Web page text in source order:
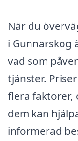
När du
i Gunnarskog
vad som
tjänster.
flera faktorer,
dem kan
informerad